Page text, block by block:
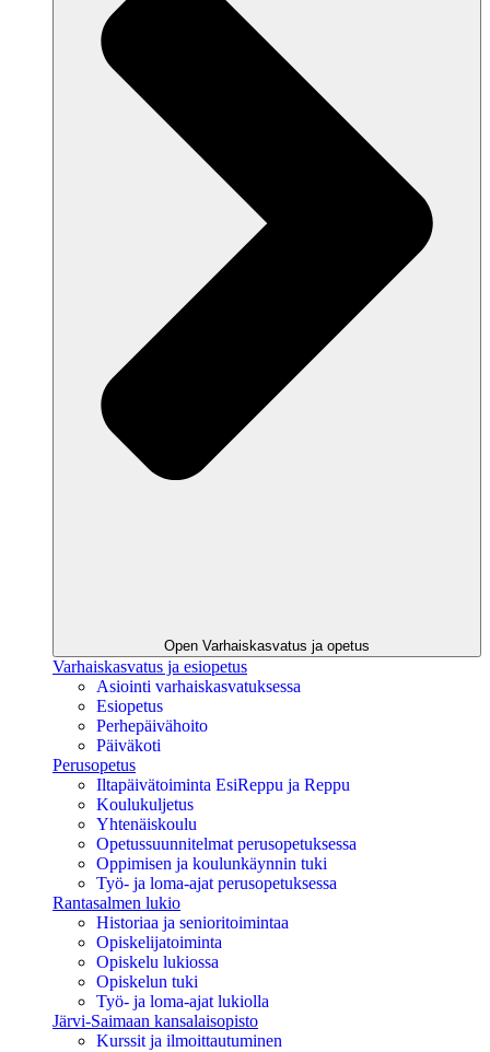
Open Varhaiskasvatus ja opetus
Varhaiskasvatus ja esiopetus
Asiointi varhaiskasvatuksessa
Esiopetus
Perhepäivähoito
Päiväkoti
Perusopetus
Iltapäivätoiminta EsiReppu ja Reppu
Koulukuljetus
Yhtenäiskoulu
Opetussuunnitelmat perusopetuksessa
Oppimisen ja koulunkäynnin tuki
Työ- ja loma-ajat perusopetuksessa
Rantasalmen lukio
Historiaa ja senioritoimintaa
Opiskelijatoiminta
Opiskelu lukiossa
Opiskelun tuki
Työ- ja loma-ajat lukiolla
Järvi-Saimaan kansalaisopisto
Kurssit ja ilmoittautuminen